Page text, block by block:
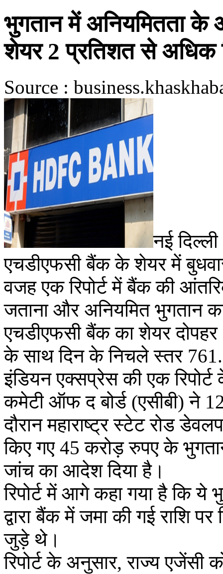
भुगतान में अनियमितता के
शेयर 2 प्रतिशत से
Source :
नई
एचडीएफसी बैंक के शेयर में
वजह एक रिपोर्ट में बैंक की
जताना और अनियमित भुगतान
एचडीएफसी बैंक का शेयर
के साथ दिन के निचले स्तर
इंडियन एक्सप्रेस की एक
कमेटी ऑफ द बोर्ड (एसीबी) ने
दौरान महाराष्ट्र स्टेट रोड
किए गए 45 करोड़ रुपए के
जांच का आदेश दिया है।
रिपोर्ट में आगे कहा गया है कि
द्वारा बैंक में जमा की गई राशि
जुड़े थे।
रिपोर्ट के अनुसार, राज्य